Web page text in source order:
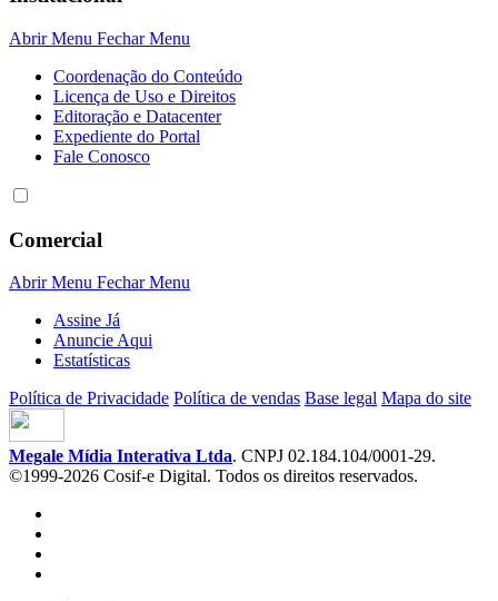
Abrir Menu Fechar Menu
Coordenação do Conteúdo
Licença de Uso e Direitos
Editoração e Datacenter
Expediente do Portal
Fale Conosco
Comercial
Abrir Menu Fechar Menu
Assine Já
Anuncie Aqui
Estatísticas
Política de Privacidade Política de vendas Base legal Mapa do site
Megale Mídia Interativa Ltda. CNPJ 02.184.104/0001-29.
©1999-2026 Cosif-e Digital. Todos os direitos reservados.